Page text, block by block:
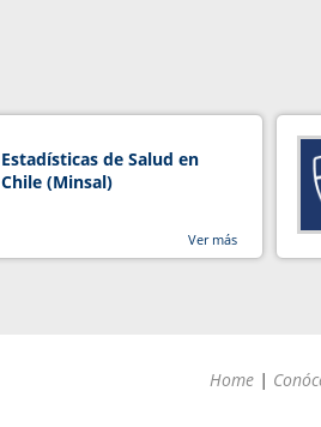
Estadísticas de Salud en
Chile (Minsal)
Ver más
Home |